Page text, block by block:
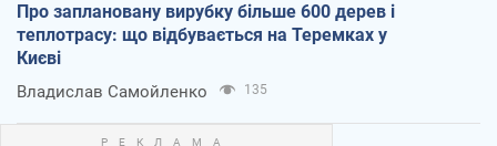
Про заплановану вирубку більше 600 дерев і
теплотрасу: що відбувається на Теремках у
Києві
Владислав Самойленко 135